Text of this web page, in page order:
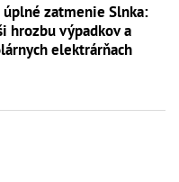
úplné zatmenie Slnka:
hrozbu výpadkov a
elektrárňach